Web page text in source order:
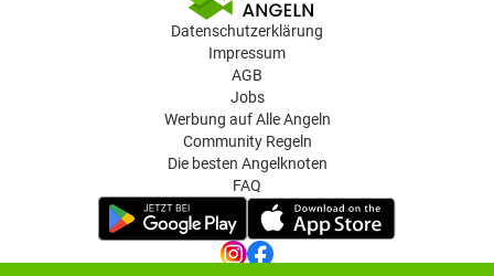
Datenschutzerklärung
Impressum
AGB
Jobs
Werbung auf Alle Angeln
Community Regeln
Die besten Angelknoten
FAQ